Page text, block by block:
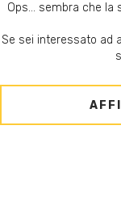
Ops... sembra che la
Se sei interessato ad